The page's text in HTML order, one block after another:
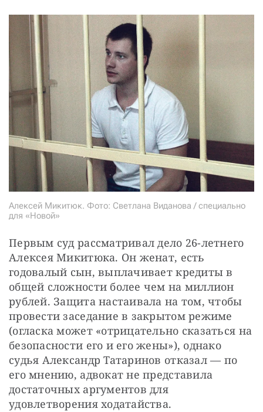
Алексей Микитюк. Фото: Светлана Виданова / специально
для «Новой»
Первым суд рассматривал дело 26-летнего
Алексея Микитюка. Он женат, есть
годовалый сын, выплачивает кредиты в
общей сложности более чем на миллион
рублей. Защита настаивала на том, чтобы
провести заседание в закрытом режиме
(огласка может «отрицательно сказаться на
безопасности его и его жены»), однако
судья Александр Татаринов отказал — по
его мнению, адвокат не представила
достаточных аргументов для
удовлетворения ходатайства.